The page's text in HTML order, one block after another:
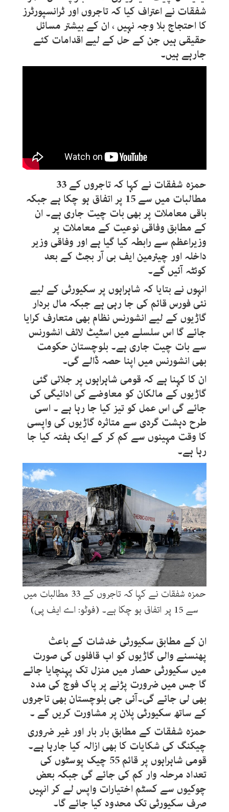
شفقات نے اعتراف کیا کہ تاجروں اور ٹرانسپورٹرز
کا احتجاج بلا وجہ نہیں ، ان کے بیشتر مسائل
حقیقی ہیں جن کے حل کے لیے اقدامات کئے
جارہے ہیں۔
حمزہ شفقات نے کہا کہ تاجروں کے 33
مطالبات میں سے 15 پر اتفاق ہو چکا ہے جبکہ
باقی معاملات پر بھی بات چیت جاری ہے۔ ان
کے مطابق وفاقی نوعیت کے معاملات پر
وزیراعظم سے رابطہ کیا گیا ہے اور وفاقی وزیر
داخلہ اور چیئرمین ایف بی آر بجٹ کے بعد
کوئٹہ آئیں گے۔
انہوں نے بتایا کہ شاہراہوں پر سکیورٹی کے لیے
نئی فورس قائم کی جا رہی ہے جبکہ مال بردار
گاڑیوں کے لیے انشورنس نظام بھی متعارف کرایا
جائے گا اس سلسلے میں اسٹیٹ لائف انشورنس
سے بات چیت جاری ہے۔ بلوچستان حکومت
بھی انشورنس میں اپنا حصہ ڈالے گی۔
ان کا کہنا ہے کہ قومی شاہراہوں پر جلائی گئی
گاڑیوں کے مالکان کو معاوضے کی ادائیگی کی
جائے گی اس عمل کو تیز کیا جا رہا ہے ۔ اسی
طرح دہشت گردی سے متاثرہ گاڑیوں کی واپسی
کا وقت مہینوں سے کم کر کے ایک ہفتہ کیا جا
رہا ہے۔
حمزہ شفقات نے کہا کہ تاجروں کے 33 مطالبات میں
سے 15 پر اتفاق ہو چکا ہے۔ (فوٹو: اے ایف پی)
ان کے مطابق سکیورٹی خدشات کے باعث
پھنسنے والی گاڑیوں کو اب قافلوں کی صورت
میں سکیورٹی حصار میں منزل تک پہنچایا جائے
گا جس میں ضرورت پڑنے پر پاک فوج کی مدد
بھی لی جائے گی۔آئی جی بلوچستان بھی تاجروں
کے ساتھ سکیورٹی پلان پر مشاورت کریں گے ۔
حمزہ شفقات کے مطابق بار بار اور غیر ضروری
چیکنگ کی شکایات کا بھی ازالہ کیا جارہا ہے۔
قومی شاہراہوں پر قائم 55 چیک پوسٹوں کی
تعداد مرحلہ وار کم کی جائے گی جبکہ بعض
چوکیوں سے کسٹم اختیارات واپس لے کر انہیں
صرف سکیورٹی تک محدود کیا جائے گا۔